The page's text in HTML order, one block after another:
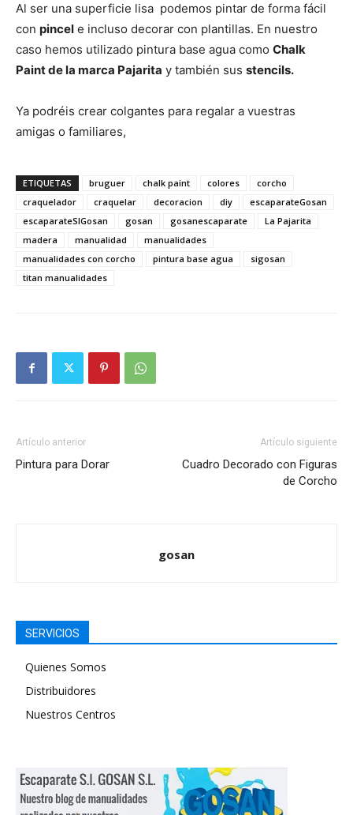
Al ser una superficie lisa podemos pintar de forma fácil
con pincel e incluso decorar con plantillas. En nuestro
caso hemos utilizado pintura base agua como Chalk
Paint de la marca Pajarita y también sus stencils.
Ya podréis crear colgantes para regalar a vuestras
amigas o familiares,
ETIQUETAS bruguer chalk paint colores
corcho
craquelador
craquelar decoracion diy
escaparateGosan
escaparateSIGosan
gosan gosanescaparate
La Pajarita
madera
manualidad
manualidades
manualidades con corcho
pintura base agua
sigosan
titan manualidades
Artículo anterior
Pintura para Dorar
Artículo siguiente
Cuadro Decorado con Figuras
de Corcho
gosan
SERVICIOS
Quienes Somos
Distribuidores
Nuestros Centros